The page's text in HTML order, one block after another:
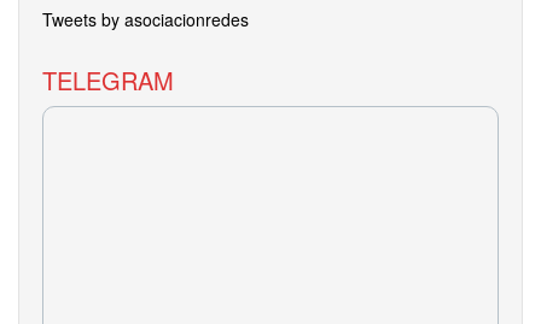
Tweets by asociacionredes
TELEGRAM